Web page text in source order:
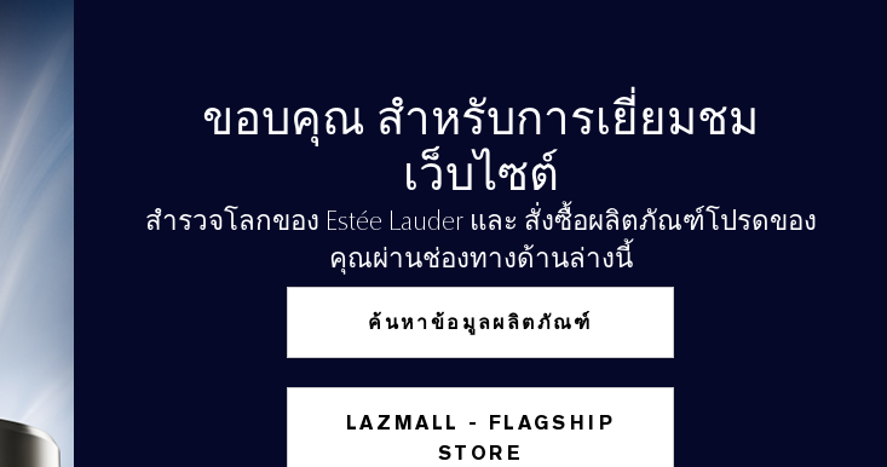
ขอบคุณ สำหรับการเยี่ยมชม
เว็บไซต์
สำรวจโลกของ Estée Lauder และ สั่งซื้อผลิตภัณฑ์โปรดของ
คุณผ่านช่องทางด้านล่างนี้
ค้นหาข้อมูลผลิตภัณฑ์
LAZMALL - FLAGSHIP
STORE